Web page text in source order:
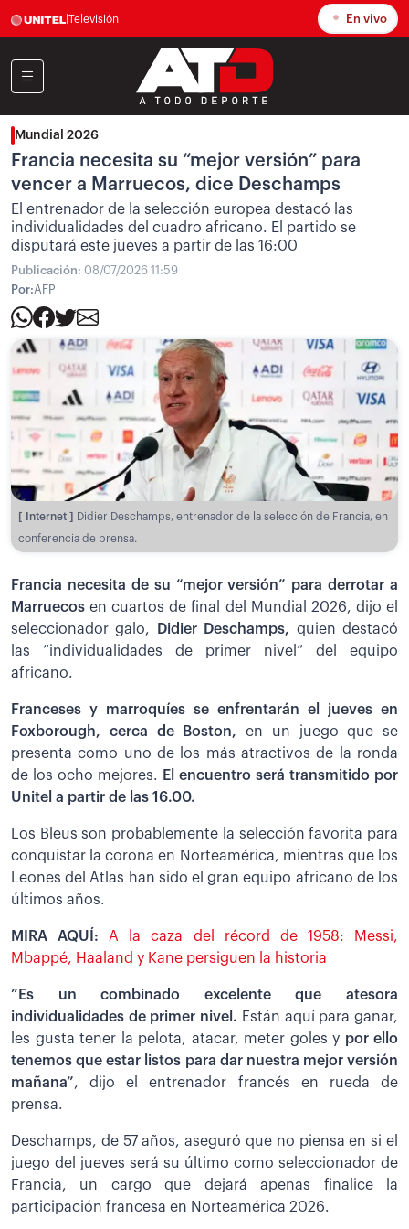
Televisión En vivo
Mundial 2026
Francia necesita su “mejor versión” para
vencer a Marruecos, dice Deschamps
El entrenador de la selección europea destacó las
individualidades del cuadro africano. El partido se
disputará este jueves a partir de las 16:00
Publicación: 08/07/2026 11:59
Por:AFP
[ Internet ]
Didier Deschamps, entrenador de la selección de Francia, en
conferencia de prensa.
Francia necesita de su “mejor versión” para derrotar a
Marruecos en cuartos de final del Mundial 2026, dijo el
seleccionador galo,
Didier Deschamps, quien destacó
las “individualidades de primer nivel” del equipo
africano.
Franceses y marroquíes se enfrentarán el jueves en
Foxborough, cerca de Boston, en un juego que se
presenta como uno de los más atractivos de la ronda
de los ocho mejores.
El encuentro será transmitido por
Unitel a partir de las 16.00.
Los Bleus son probablemente la selección favorita para
conquistar la corona en Norteamérica, mientras que los
Leones del Atlas han sido el gran equipo africano de los
últimos años.
MIRA AQUÍ: A la caza del récord de 1958: Messi,
Mbappé, Haaland y Kane persiguen la historia
”Es un combinado excelente que atesora
individualidades de primer nivel. Están aquí para ganar,
les gusta tener la pelota, atacar, meter goles y por ello
tenemos que estar listos para dar nuestra mejor versión
mañana”, dijo el entrenador francés en rueda de
prensa.
Deschamps, de 57 años, aseguró que no piensa en si el
juego del jueves será su último como seleccionador de
Francia, un cargo que dejará apenas finalice la
participación francesa en Norteamérica 2026.